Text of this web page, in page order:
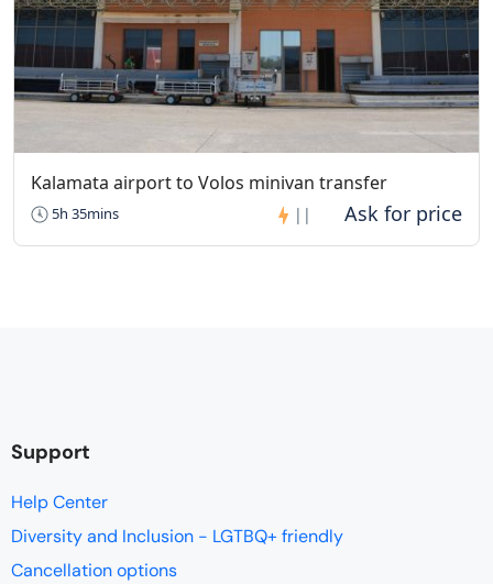
Kalamata airport to Volos minivan transfer
5h 35mins ||
Support
Help Center
Diversity and Inclusion - LGTBQ+ friendly
Cancellation options